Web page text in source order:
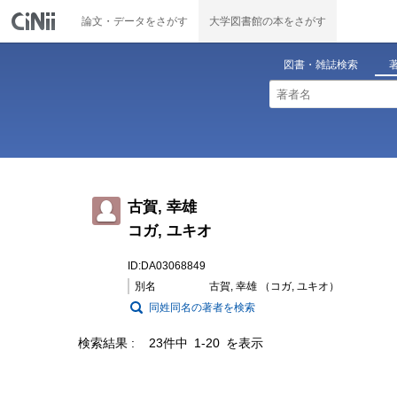
論文・データをさがす 大学図書館の本をさがす
図書・雑誌検索
古賀, 幸雄
コガ, ユキオ
ID:DA03068849
別名
古賀, 幸雄 （コガ, ユキオ）
同姓同名の著者を検索
検索結果 23件中 1-20 を表示